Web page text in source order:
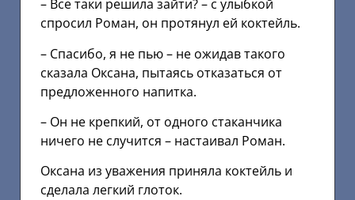
– Все таки решила зайти? – с улыбкой
спросил Роман, он протянул ей коктейль.
– Спасибо, я не пью – не ожидав такого
сказала Оксана, пытаясь отказаться от
предложенного напитка.
– Он не крепкий, от одного стаканчика
ничего не случится – настаивал Роман.
Оксана из уважения приняла коктейль и
сделала легкий глоток.